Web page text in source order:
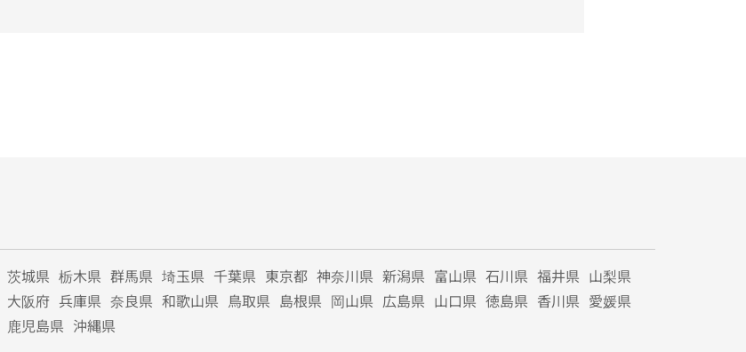
茨城県 栃木県 群馬県 埼玉県 千葉県 東京都 神奈川県 新潟県 富山県 石川県 福井県 山梨県
大阪府 兵庫県 奈良県 和歌山県 鳥取県 島根県 岡山県 広島県 山口県 徳島県 香川県 愛媛県
鹿児島県 沖縄県